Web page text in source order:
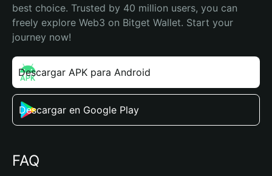
best choice. Trusted by 40 million users, you can
freely explore Web3 on Bitget Wallet. Start your
journey now!
Descargar APK para Android
Descargar en Google Play
FAQ